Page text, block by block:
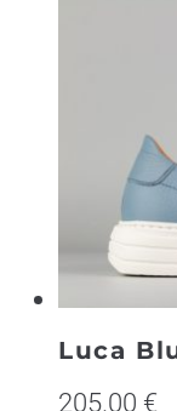
Luca
205.00 €